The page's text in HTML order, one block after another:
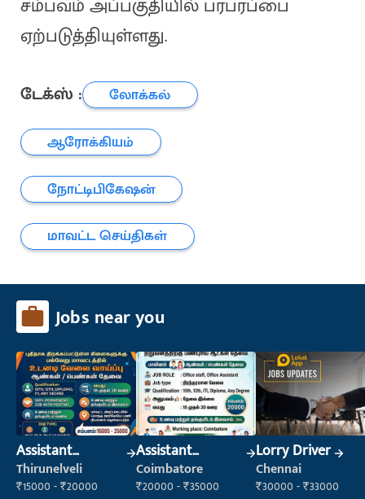
சம்பவம் அப்பகுதியில் பரபரப்பை
ஏற்படுத்தியுள்ளது.
டேக்ஸ் :
லோக்கல்
ஆரோக்கியம்
நோட்டிபிகேஷன்
மாவட்ட செய்திகள்
Jobs near you
Assistant
Manager
Thirunelveli
₹15000 - ₹20000
Assistant
Manager
Coimbatore
₹20000 - ₹35000
Lorry Driver
Chennai
₹30000 - ₹33000